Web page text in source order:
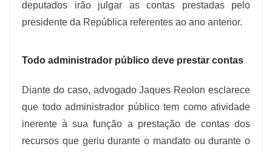
deputados irão julgar as contas prestadas pelo
presidente da República referentes ao ano anterior.
Todo administrador público deve prestar contas
Diante do caso, advogado Jaques Reolon esclarece
que todo administrador público tem como atividade
inerente à sua função a prestação de contas dos
recursos que geriu durante o mandato ou durante o